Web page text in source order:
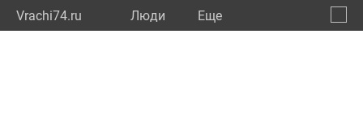
Vrachi74.ru Люди Eще